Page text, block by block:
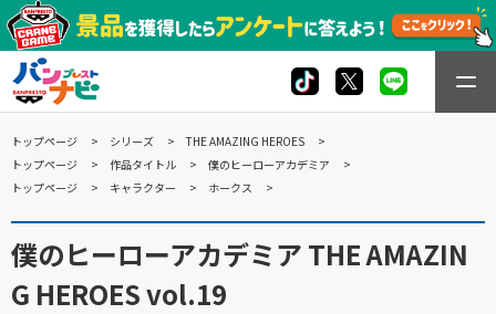
トップページ シリーズ
THE AMAZING HEROES
トップページ
作品タイトル
僕のヒーローアカデミア
トップページ
キャラクター ホークス
僕のヒーローアカデミア THE AMAZIN
G HEROES vol.19